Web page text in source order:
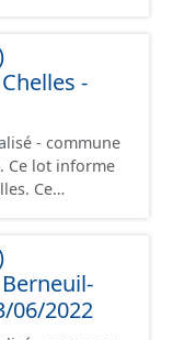
de
des
Malgré
il est
font foi et sont
-
- commune
Ce
le PADD, le
les
et les données
06/2022